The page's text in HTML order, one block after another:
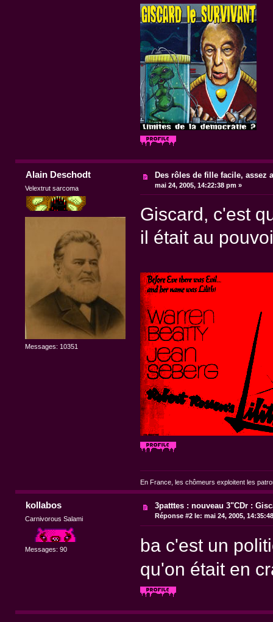
Alain Deschodt
Velextrut sarcoma
Messages: 10351
Des rôles de fille facile, assez
mai 24, 2005, 14:22:38 pm »
Giscard, c'est
il était au
En France, les chômeurs exploitent les
kollabos
Carnivorous Salami
Messages: 90
3patttes : nouveau 3"CDr :
Réponse #2 le: mai 24, 2005,
ba c'est un
qu'on était en